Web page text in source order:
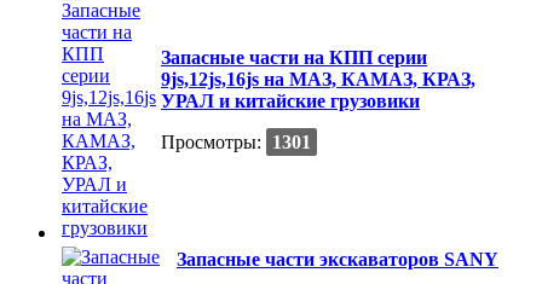
Запасные части на КПП серии
9js,12js,16js на МАЗ, КАМАЗ, КРАЗ,
УРАЛ и китайские грузовики
Просмотры:
1301
Запасные части экскаваторов SANY